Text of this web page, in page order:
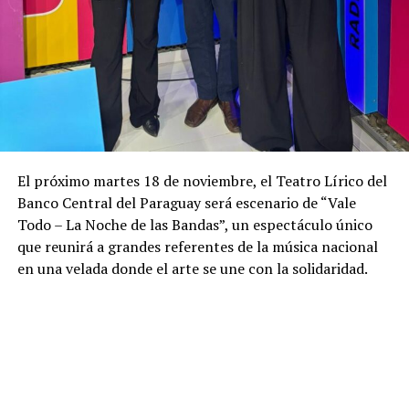
El próximo martes 18 de noviembre, el Teatro Lírico del
Banco Central del Paraguay será escenario de “Vale
Todo – La Noche de las Bandas”, un espectáculo único
que reunirá a grandes referentes de la música nacional
en una velada donde el arte se une con la solidaridad.